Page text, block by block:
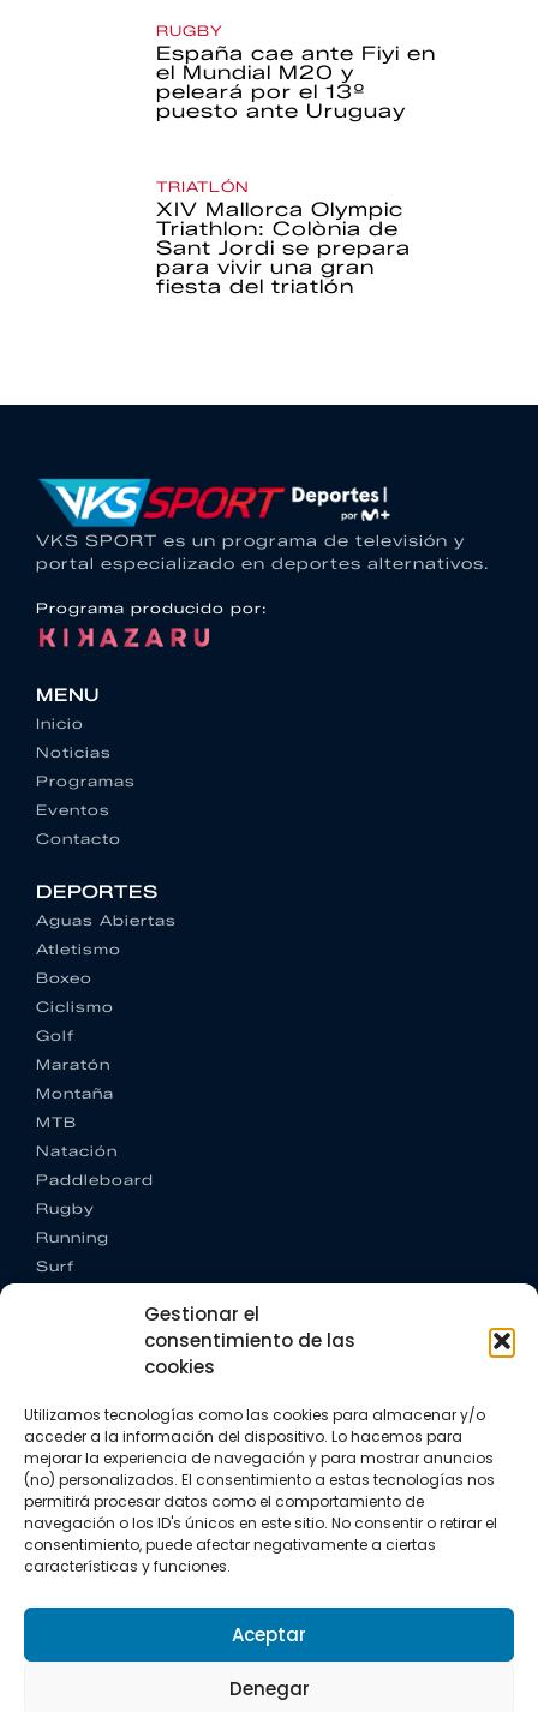
Gestionar el
consentimiento de las
cookies
Utilizamos tecnologías como las cookies para almacenar y/o
acceder a la información del dispositivo. Lo hacemos para
mejorar la experiencia de navegación y para mostrar anuncios
(no) personalizados. El consentimiento a estas tecnologías nos
permitirá procesar datos como el comportamiento de
navegación o los ID's únicos en este sitio. No consentir o retirar el
consentimiento, puede afectar negativamente a ciertas
características y funciones.
Aceptar
Denegar
RUGBY
España cae ante Fiyi en
el Mundial M20 y
peleará por el 13º
puesto ante Uruguay
TRIATLÓN
XIV Mallorca Olympic
Triathlon: Colònia de
Sant Jordi se prepara
para vivir una gran
fiesta del triatlón
VKS SPORT es un programa de televisión y
portal especializado en deportes alternativos.
Programa producido por:
MENU
Inicio
Noticias
Programas
Eventos
Contacto
DEPORTES
Aguas Abiertas
Atletismo
Boxeo
Ciclismo
Golf
Maratón
Montaña
MTB
Natación
Paddleboard
Rugby
Running
Surf
CONTACTO
+34 662 342 177
info@vkssport.com
SÍGUENOS
Política de privacidad
Política de cookies